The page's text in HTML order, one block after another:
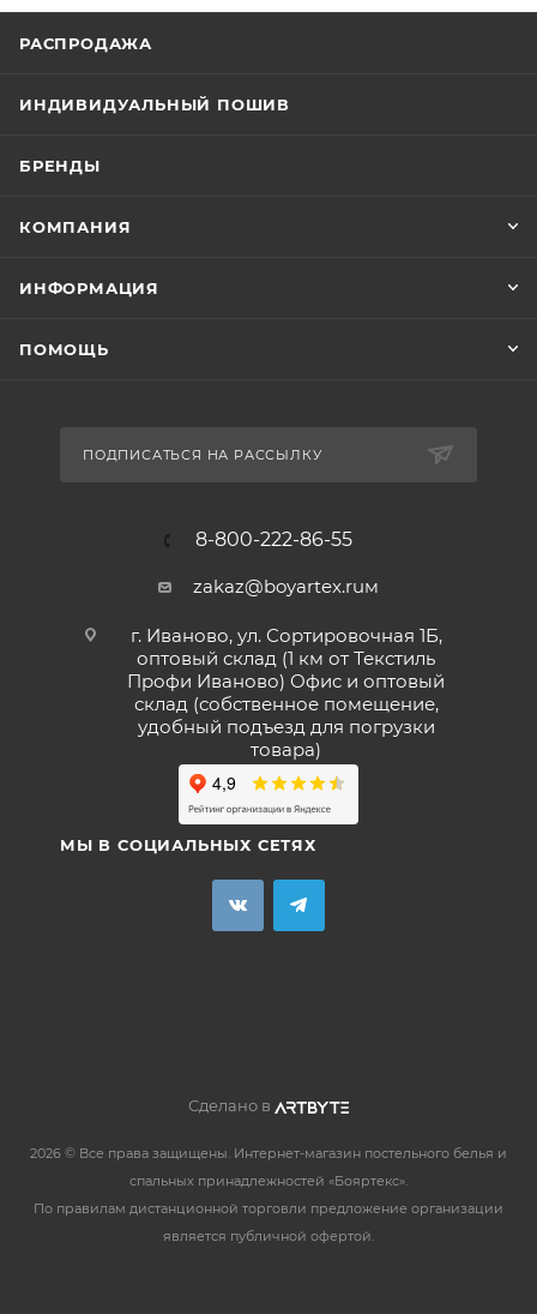
РАСПРОДАЖА
ИНДИВИДУАЛЬНЫЙ ПОШИВ
БРЕНДЫ
КОМПАНИЯ
ИНФОРМАЦИЯ
ПОМОЩЬ
ПОДПИСАТЬСЯ НА РАССЫЛКУ
8-800-222-86-55
zakaz@boyartex.ruм
г. Иваново, ул. Сортировочная 1Б,
оптовый склад (1 км от Текстиль
Профи Иваново) Офис и оптовый
склад (собственное помещение,
удобный подъезд для погрузки
товара)
МЫ В СОЦИАЛЬНЫХ СЕТЯХ
Сделано в
2026 © Все права защищены. Интернет-магазин постельного белья и
спальных принадлежностей «Бояртекс».
По правилам дистанционной торговли предложение организации
является публичной офертой.